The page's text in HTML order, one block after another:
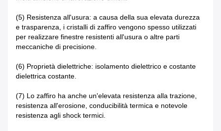
(5) Resistenza all'usura: a causa della sua elevata durezza
e trasparenza, i cristalli di zaffiro vengono spesso utilizzati
per realizzare finestre resistenti all'usura o altre parti
meccaniche di precisione.
(6) Proprietà dielettriche: isolamento dielettrico e costante
dielettrica costante.
(7) Lo zaffiro ha anche un'elevata resistenza alla trazione,
resistenza all'erosione, conducibilità termica e notevole
resistenza agli shock termici.